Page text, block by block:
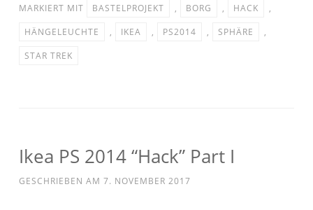
MARKIERT MIT
BASTELPROJEKT , BORG , HACK
,
HÄNGELEUCHTE
, IKEA , PS2014 , SPHÄRE
,
STAR TREK
Ikea PS 2014 “Hack” Part I
GESCHRIEBEN AM 7. NOVEMBER 2017